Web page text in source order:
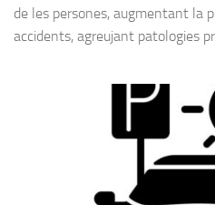
de les persones, augmentant la
accidents, agreujant patologies